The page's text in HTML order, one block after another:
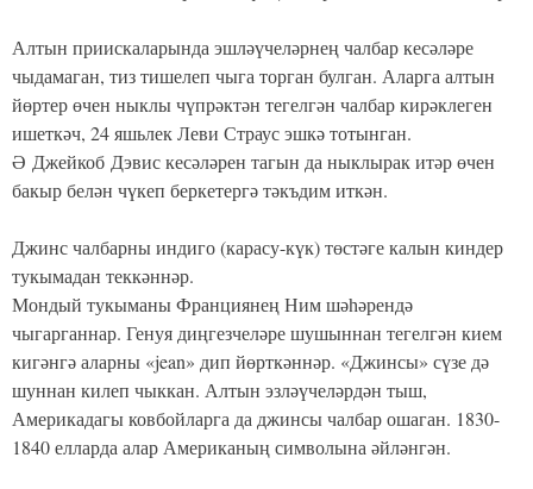
Алтын приискаларында эшләүчеләрнең чалбар кесәләре
чыдамаган, тиз тишелеп чыга торган булган. Аларга алтын
йөртер өчен ныклы чүпрәктән тегелгән чалбар кирәклеген
ишеткәч, 24 яшьлек Леви Страус эшкә тотынган.
Ә Джейкоб Дэвискесәләрен тагын да ныклырак итәр өчен
бакыр белән чүкеп беркетергә тәкъдим иткән.
Джинс чалбарны индиго (карасу-күк) төстәге калын киндер
тукымадан теккәннәр.
Мондый тукыманы Франциянең Ним шәһәрендә
чыгарганнар. Генуя диңгезчеләре шушыннан тегелгән кием
кигәнгә аларны «jean» дип йөрткәннәр. «Джинсы» сүзе дә
шуннан килеп чыккан. Алтын эзләүчеләрдән тыш,
Америкадагы ковбойларга да джинсы чалбар ошаган. 1830-
1840 елларда алар Американың символына әйләнгән.